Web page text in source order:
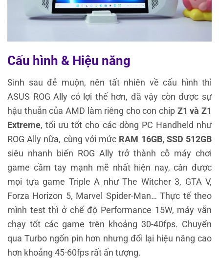
Cấu hình & Hiệu năng
Sinh sau đẻ muộn, nên tất nhiên về cấu hình thì
ASUS ROG Ally có lợi thế hơn, đã vậy còn được sự
hậu thuẫn của AMD làm riêng cho con chip Z1 và Z1
Extreme, tối ưu tốt cho các dòng PC Handheld như
ROG Ally nữa, cùng với mức RAM 16GB, SSD 512GB
siêu nhanh biến ROG Ally trở thành cỗ máy chơi
game cầm tay mạnh mẽ nhất hiện nay, cân được
mọi tựa game Triple A như The Witcher 3, GTA V,
Forza Horizon 5, Marvel Spider-Man… Thực tế theo
mình test thì ở chế độ Performance 15W, máy vẫn
chạy tốt các game trên khoảng 30-40fps. Chuyển
qua Turbo ngốn pin hơn nhưng đổi lại hiệu năng cao
hơn khoảng 45-60fps rất ấn tượng.